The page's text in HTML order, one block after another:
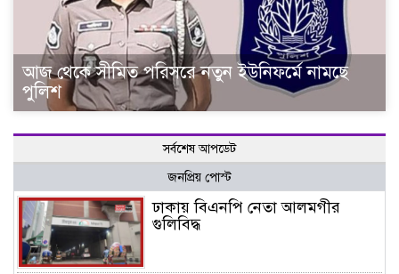
আজ থেকে সীমিত পরিসরে নতুন ইউনিফর্মে নামছে
পুলিশ
সর্বশেষ আপডেট
জনপ্রিয় পোস্ট
ঢাকায় বিএনপি নেতা আলমগীর
গুলিবিদ্ধ